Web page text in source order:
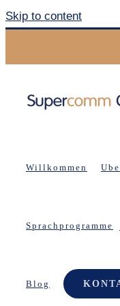
Skip to content
Willkommen
Sprachprogramme
Blog